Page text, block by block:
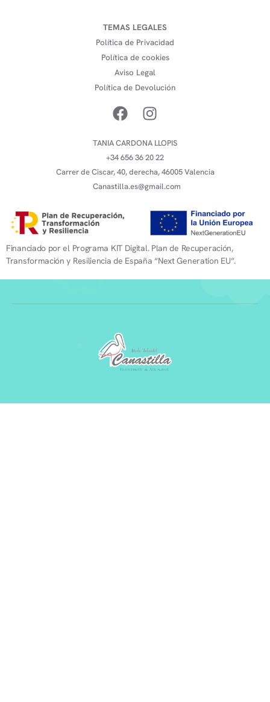
TEMAS LEGALES
Política de Privacidad
Política de cookies
Aviso Legal
Política de Devolución
TANIA CARDONA LLOPIS
+34 656 36 20 22
Carrer de Ciscar, 40, derecha, 46005 Valencia
Canastilla.es@gmail.com
Financiado por el Programa KIT Digital. Plan de Recuperación,
Transformación y Resiliencia de España “Next Generation EU”.